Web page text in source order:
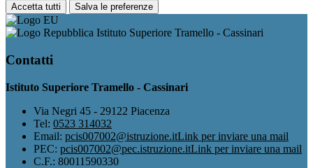
Accetta tutti Salva le preferenze
Istituto Superiore Tramello - Cassinari
Contatti
Istituto Superiore Tramello - Cassinari
Via Negri 45 - 29122 Piacenza
Tel: 0523 314032
Email: pcis007002@istruzione.itLink per inviare una mail
PEC: pcis007002@pec.istruzione.itLink per inviare una mail
C.F.: 80011590330